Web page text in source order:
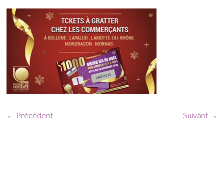
← Précédent Suivant →